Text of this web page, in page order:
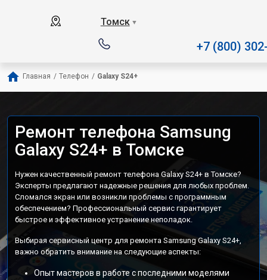
Томск ▼
+7 (800)
Главная / Телефон / Galaxy S24+
Ремонт телефона Samsung
Galaxy S24+ в Томске
Нужен качественный ремонт телефона Galaxy S24+ в Томске?
Эксперты предлагают надежные решения для любых проблем.
Сломался экран или возникли проблемы с программным
обеспечением? Профессиональный сервис гарантирует
быстрое и эффективное устранение неполадок.
Выбирая сервисный центр для ремонта Samsung Galaxy S24+,
важно обратить внимание на следующие аспекты:
Опыт мастеров в работе с последними моделями